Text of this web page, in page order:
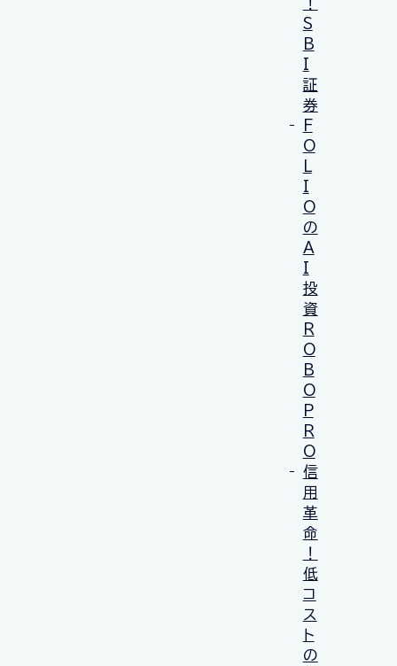
S
B
I
証
券
F
O
I
O
の
A
I
投
資
R
O
B
O
P
R
O
信
用
革
命
！
低
コ
ス
ト
の